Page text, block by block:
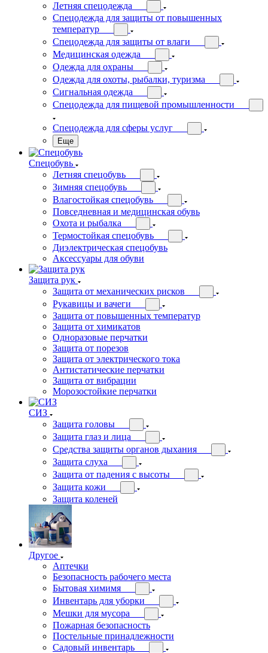
Летняя спецодежда
Спецодежда для защиты от повышенных
температур
Спецодежда для защиты от влаги
Медицинская одежда
Одежда для охраны
Одежда для охоты, рыбалки, туризма
Сигнальная одежда
Спецодежда для пищевой промышленности
Спецодежда для сферы услуг
Еще
Спецобувь
Летняя спецобувь
Зимняя спецобувь
Влагостойкая спецобувь
Повседневная и медицинская обувь
Охота и рыбалка
Термостойкая спецобувь
Диэлектрическая спецобувь
Аксессуары для обуви
Защита рук
Защита от механических рисков
Рукавицы и вачеги
Защита от повышенных температур
Защита от химикатов
Одноразовые перчатки
Защита от порезов
Защита от электрического тока
Антистатические перчатки
Защита от вибрации
Морозостойкие перчатки
СИЗ
Защита головы
Защита глаз и лица
Средства защиты органов дыхания
Защита слуха
Защита от падения с высоты
Защита кожи
Защита коленей
Другое
Аптечки
Безопасность рабочего места
Бытовая химимя
Инвентарь для уборки
Мешки для мусора
Пожарная безопасность
Постельные принадлежности
Садовый инвентарь